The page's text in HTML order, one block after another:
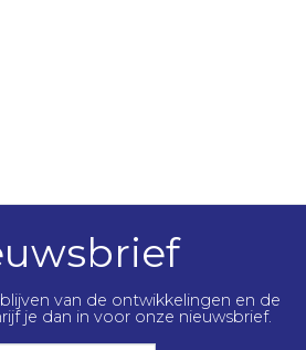
van de ontwikkelingen en de
je dan in voor onze nieuwsbrief.